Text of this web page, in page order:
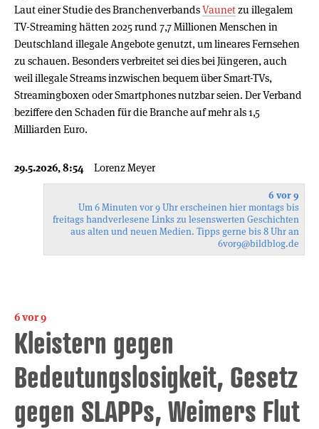
Laut einer Studie des BranchenverbandsVaunet zu illegalem
TV-Streaming hätten 2025 rund 7,7 Millionen Menschen in
Deutschland illegale Angebote genutzt, um lineares Fernsehen
zu schauen. Besonders verbreitet sei dies bei Jüngeren, auch
weil illegale Streams inzwischen bequem über Smart-TVs,
Streamingboxen oder Smartphones nutzbar seien. Der Verband
beziffere den Schaden für die Branche auf mehr als 1,5
Milliarden Euro.
29.5.2026, 8:54 Lorenz Meyer
6 vor 9
Um 6 Minuten vor 9 Uhr erscheinen hier montags bis
freitags handverlesene Links zu lesenswerten Geschichten
aus alten und neuen Medien. Tipps gerne bis 8 Uhr an
6vor9@bildblog.de
6 vor 9
Kleistern gegen
Bedeutungslosigkeit, Gesetz
gegen SLAPPs, Weimers Flut